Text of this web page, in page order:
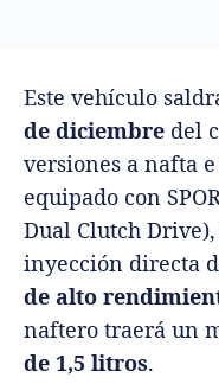
Este vehículo
de diciembre del
versiones a nafta e
equipado con
Dual Clutch
inyección directa
de alto
naftero traerá un
de 1,5 litros.